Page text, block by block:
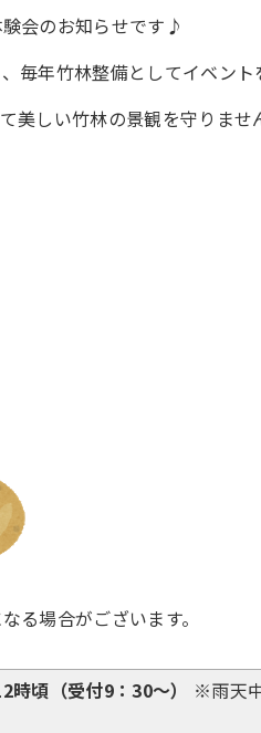
会のお知らせです♪
毎年竹林整備としてイベント
美しい竹林の景観を守りま
る場合がございます。
時頃（受付9：30～）
※雨天